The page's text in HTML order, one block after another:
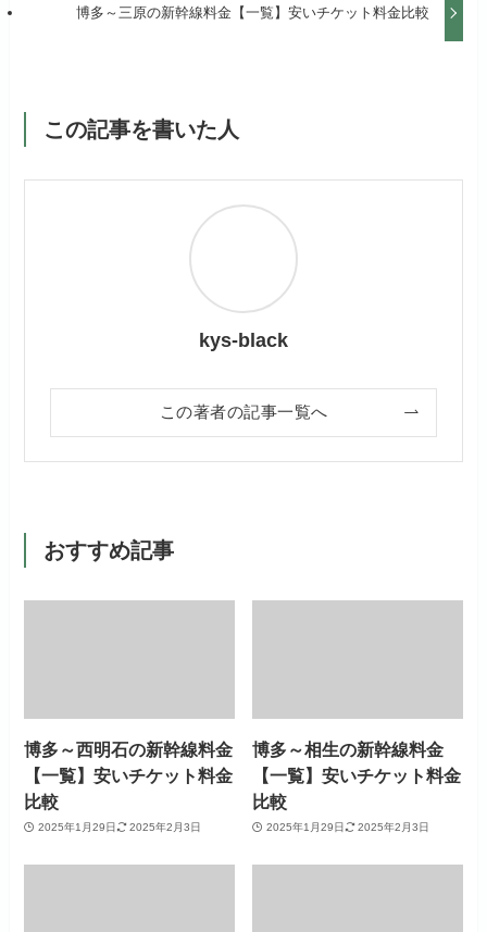
博多～三原の新幹線料金【一覧】安いチケット料金比較
この記事を書いた人
kys-black
この著者の記事一覧へ
おすすめ記事
博多～西明石の新幹線料金
【一覧】安いチケット料金
比較
2025年1月29日 2025年2月3日
博多～相生の新幹線料金
【一覧】安いチケット料金
比較
2025年1月29日 2025年2月3日